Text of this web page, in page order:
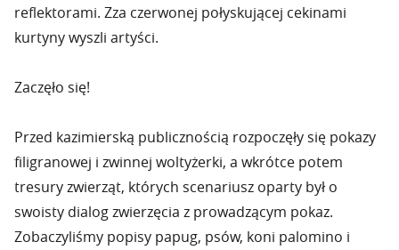
reflektorami. Zza czerwonej połyskującej cekinami
kurtyny wyszli artyści.
Zaczęło się!
Przed kazimierską publicznością rozpoczęły się pokazy
filigranowej i zwinnej woltyżerki, a wkrótce potem
tresury zwierząt, których scenariusz oparty był o
swoisty dialog zwierzęcia z prowadzącym pokaz.
Zobaczyliśmy popisy papug, psów, koni palomino i